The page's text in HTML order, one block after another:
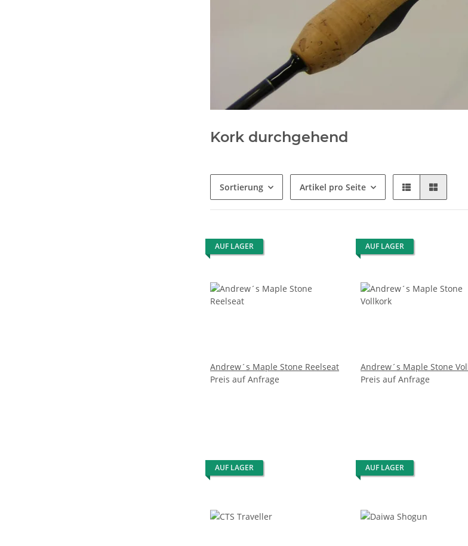
Kork durchgehend
Sortierung Artikel pro Seite
AUF LAGER
Andrew´s Maple Stone Reelseat
Preis auf Anfrage
AUF LAGER
Andrew´s Maple Stone
Preis auf Anfrage
AUF LAGER AUF LAGER